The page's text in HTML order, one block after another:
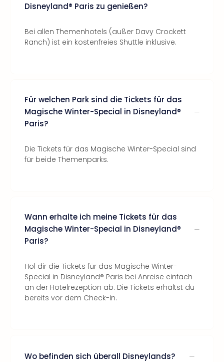
Disneyland® Paris zu genießen?
Bei allen Themenhotels (außer Davy Crockett
Ranch) ist ein kostenfreies Shuttle inklusive.
Für welchen Park sind die Tickets für das
Magische Winter-Special in Disneyland®
Paris?
Die Tickets für das Magische Winter-Special sind
für beide Themenparks.
Wann erhalte ich meine Tickets für das
Magische Winter-Special in Disneyland®
Paris?
Hol dir die Tickets für das Magische Winter-
Special in Disneyland® Paris bei Anreise einfach
an der Hotelrezeption ab. Die Tickets erhältst du
bereits vor dem Check-In.
Wo befinden sich überall Disneylands?